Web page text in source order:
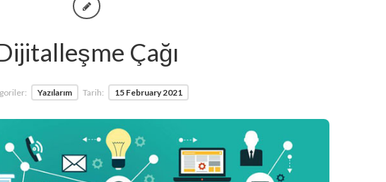
Çağı
Yazılarım Tarih: 15 February 2021